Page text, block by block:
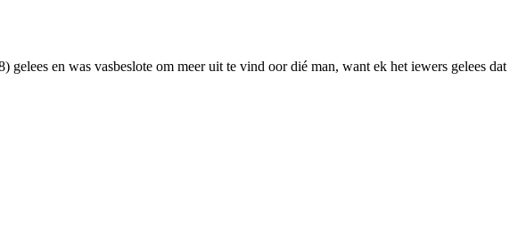
en was vasbeslote om meer uit te vind oor dié man, want ek het iewers gelees dat